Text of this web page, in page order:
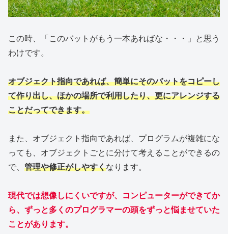
この時、「このバットがもう一本あればな・・・」と思う
わけです。
オブジェクト指向であれば、簡単にそのバットをコピーし
て作り出し、ほかの場所で利用したり、更にアレンジする
ことだってできます。
また、オブジェクト指向であれば、プログラムが複雑にな
っても、オブジェクトごとに分けて考えることができるの
で、 管理や修正がしやすくなります。
現代では想像しにくいですが、コンピューターができてか
ら、ずっと多くのプログラマーの頭をずっと悩ませていた
ことがあります。